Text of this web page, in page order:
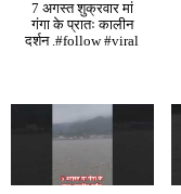
7 अगस्त शुक्रवार मां
गंगा के प्रातः कालीन
दर्शन .#follow #viral